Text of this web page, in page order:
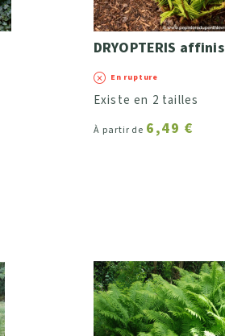
DRYOPTERIS affinis
En rupture
Existe en 2 tailles
À partir de 6,49 €